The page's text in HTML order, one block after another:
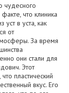
чудесного
что клиника
в уста, как
от
За время
они стали для
Этот
пластический
вкус. Его